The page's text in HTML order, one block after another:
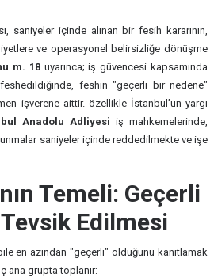
saniyeler içinde alınan bir fesih kararının,
ve operasyonel belirsizliğe dönüşme
m. 18uyarınca; iş güvencesi kapsamında
feshin "geçerli bir nedene"
işverene aittir. özellikle İstanbul’un yargı
Anadolu Adliyesi iş mahkemelerinde,
saniyeler içinde reddedilmekte ve işe
Temeli: Geçerli
Edilmesi
en azından "geçerli" olduğunu kanıtlamak
ana grupta toplanır: